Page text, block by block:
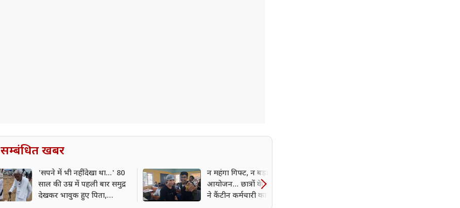
सम्बंधित खबर
'सपने में भी नहीं देखा था...' 80
साल की उम्र में पहली बार समुद्र
देखकर भावुक हुए पिता,
न महंगा गिफ्ट, न बड़ा
आयोजन... छात्रों के छोटे से प्यार
ने कैंटीन कर्मचारी का बर्थडे बना